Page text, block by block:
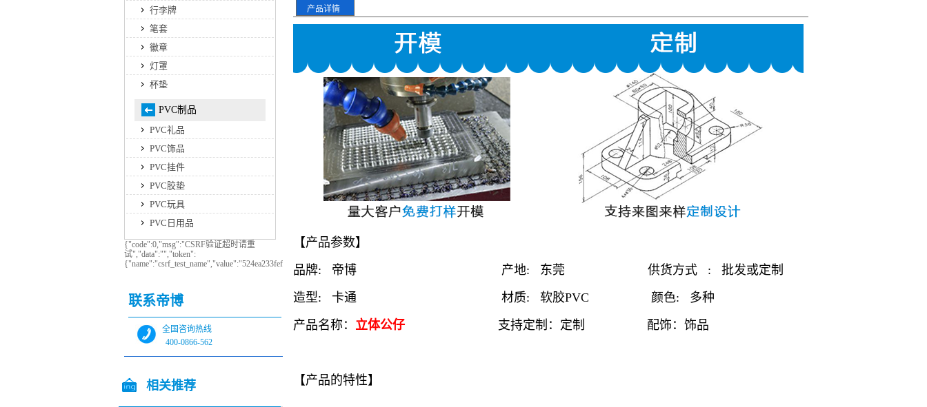
产品详情
【产品参数】
品牌: 帝博 产地: 东莞 供货方式 : 批发或定制
造型: 卡通 材质: 软胶PVC 颜色: 多种
产品名称： 立体公仔 支持定制：定制 配饰：饰品
【产品的特性】
行李牌
笔套
徽章
灯罩
杯垫
PVC制品
PVC礼品
PVC饰品
PVC挂件
PVC胶垫
PVC玩具
PVC日用品
{"code":0,"msg":"CSRF验证超时请重
试","data":"","token":
{"name":"csrf_test_name","value":"524ea233fef11744ba639405eb768b6b"}}
联系帝博
全国咨询热线
400-0866-562
13544717448
相关推荐